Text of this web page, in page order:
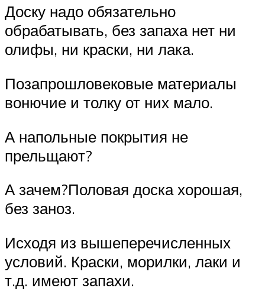
Доску надо обязательно
обрабатывать, без запаха нет ни
олифы, ни краски, ни лака.
Позапрошловековые материалы
вонючие и толку от них мало.
А напольные покрытия не
прельщают?
А зачем?Половая доска хорошая,
без заноз.
Исходя из вышеперечисленных
условий. Краски, морилки, лаки и
т.д. имеют запахи.